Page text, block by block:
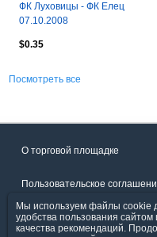
ФК Луховицы - ФК Елец
07.10.2008
$0.35
Посмотреть все
О торговой площадке
Пользовательское
Политика
Мы используем файлы cookie
удобства пользования
качества рекомендаций.